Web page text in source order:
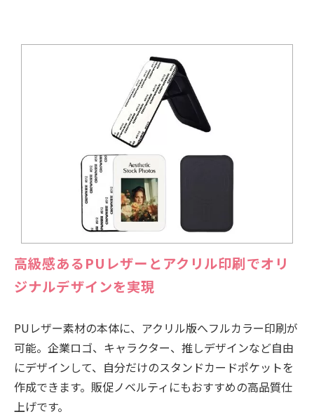
高級感あるPUレザーとアクリル印刷でオリ
ジナルデザインを実現
PUレザー素材の本体に、アクリル版へフルカラー印刷が
可能。企業ロゴ、キャラクター、推しデザインなど自由
にデザインして、自分だけのスタンドカードポケットを
作成できます。販促ノベルティにもおすすめの高品質仕
上げです。